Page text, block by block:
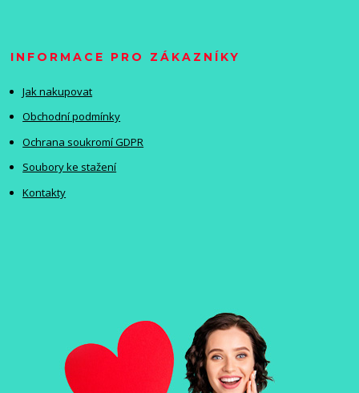
INFORMACE PRO ZÁKAZNÍKY
Jak nakupovat
Obchodní podmínky
Ochrana soukromí GDPR
Soubory ke stažení
Kontakty